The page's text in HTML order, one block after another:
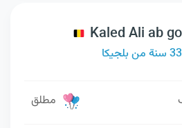
Kaled Ali ab go
33 سنة من بلجيكا
مطلق